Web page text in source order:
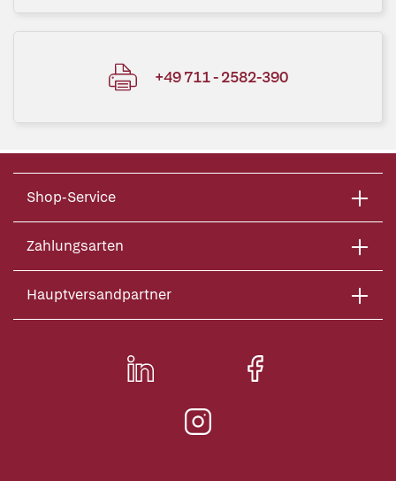
+49 711 - 2582-390
Shop-Service
Zahlungsarten
Hauptversandpartner